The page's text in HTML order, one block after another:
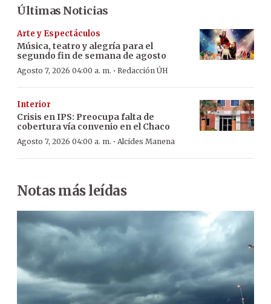
Últimas Noticias
Arte y Espectáculos
Música, teatro y alegría para el
segundo fin de semana de agosto
Agosto 7, 2026 04:00 a. m. · Redacción ÚH
Interior
Crisis en IPS: Preocupa falta de
cobertura vía convenio en el Chaco
Agosto 7, 2026 04:00 a. m. · Alcides Manena
Notas más leídas